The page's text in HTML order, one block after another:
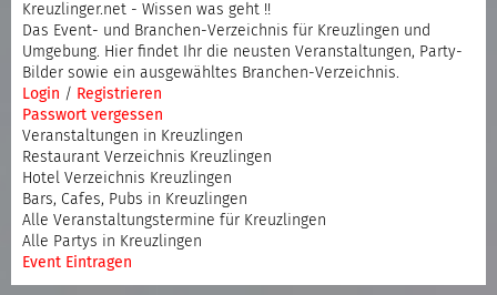
Kreuzlinger.net - Wissen was geht !!
Das Event- und Branchen-Verzeichnis für Kreuzlingen und
Umgebung. Hier findet Ihr die neusten Veranstaltungen, Party-
Bilder sowie ein ausgewähltes Branchen-Verzeichnis.
Login / Registrieren
Passwort vergessen
Veranstaltungen in Kreuzlingen
Restaurant Verzeichnis Kreuzlingen
Hotel Verzeichnis Kreuzlingen
Bars, Cafes, Pubs in Kreuzlingen
Alle Veranstaltungstermine für Kreuzlingen
Alle Partys in Kreuzlingen
Event Eintragen